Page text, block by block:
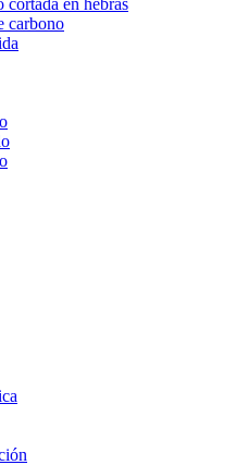
cortada en hebras
carbono